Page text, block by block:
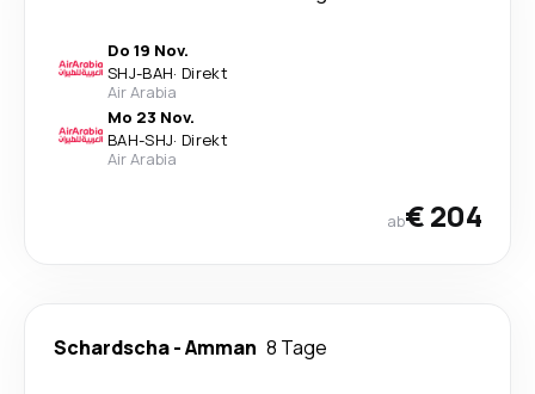
Do 19 Nov.
SHJ-BAH· Direkt
Air Arabia
Mo 23 Nov.
BAH-SHJ· Direkt
Air Arabia
ab€ 204
Schardscha-Amman 8 Tage